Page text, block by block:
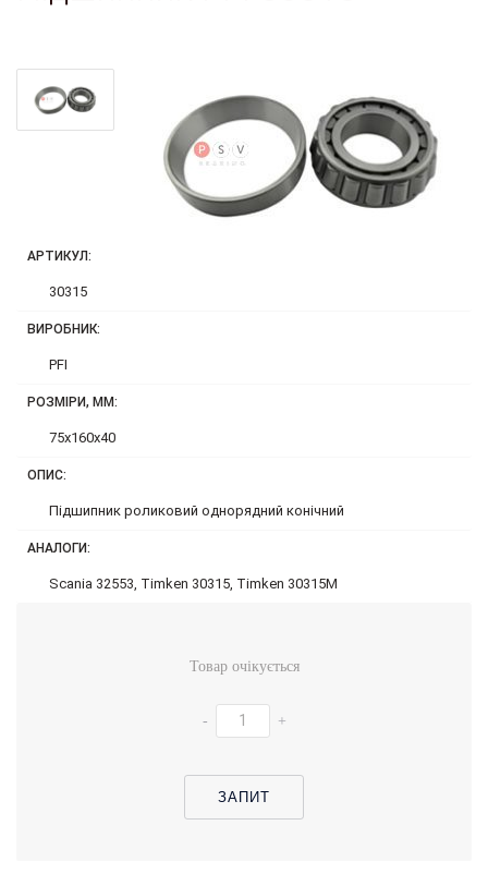
АРТИКУЛ:
30315
ВИРОБНИК:
PFI
РОЗМІРИ, ММ:
75x160x40
ОПИС:
Підшипник роликовий однорядний конічний
АНАЛОГИ:
Scania 32553, Timken 30315, Timken 30315M
Товар очікується
- +
ЗАПИТ